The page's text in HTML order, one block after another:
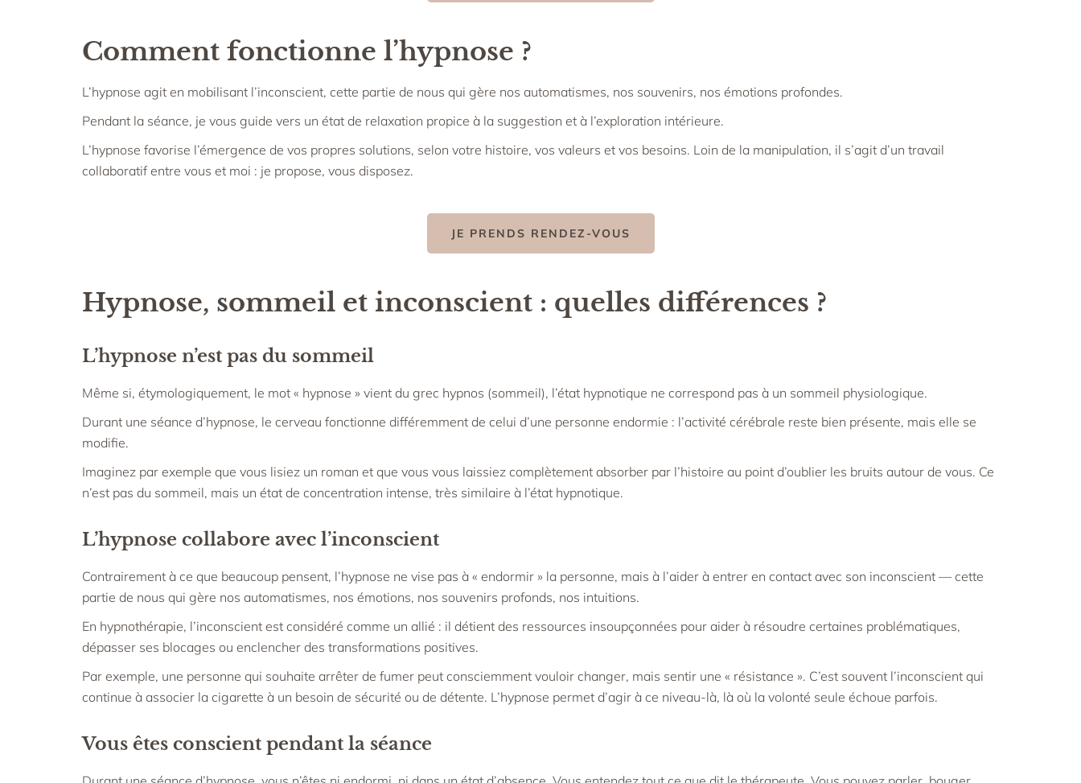
Comment fonctionne l’hypnose ?
L’hypnose agit en mobilisant l’inconscient, cette partie de nous qui gère nos automatismes, nos souvenirs, nos émotions profondes.
Pendant la séance, je vous guide vers un état de relaxation propice à la suggestion et à l’exploration intérieure.
L’hypnose favorise l’émergence de vos propres solutions, selon votre histoire, vos valeurs et vos besoins. Loin de la manipulation, il s’agit d’un travail
collaboratif entre vous et moi : je propose, vous disposez.
JE PRENDS RENDEZ-VOUS
Hypnose, sommeil et inconscient : quelles différences ?
L’hypnose n’est pas du sommeil
Même si, étymologiquement, le mot « hypnose » vient du grec hypnos (sommeil), l’état hypnotique ne correspond pas à un sommeil physiologique.
Durant une séance d’hypnose, le cerveau fonctionne différemment de celui d’une personne endormie : l’activité cérébrale reste bien présente, mais elle se
modifie.
Imaginez par exemple que vous lisiez un roman et que vous vous laissiez complètement absorber par l’histoire au point d’oublier les bruits autour de vous. Ce
n’est pas du sommeil, mais un état de concentration intense, très similaire à l’état hypnotique.
L’hypnose collabore avec l’inconscient
Contrairement à ce que beaucoup pensent, l’hypnose ne vise pas à « endormir » la personne, mais à l’aider à entrer en contact avec son inconscient — cette
partie de nous qui gère nos automatismes, nos émotions, nos souvenirs profonds, nos intuitions.
En hypnothérapie, l’inconscient est considéré comme un allié : il détient des ressources insoupçonnées pour aider à résoudre certaines problématiques,
dépasser ses blocages ou enclencher des transformations positives.
Par exemple, une personne qui souhaite arrêter de fumer peut consciemment vouloir changer, mais sentir une « résistance ». C’est souvent l’inconscient qui
continue à associer la cigarette à un besoin de sécurité ou de détente. L’hypnose permet d’agir à ce niveau-là, là où la volonté seule échoue parfois.
Vous êtes conscient pendant la séance